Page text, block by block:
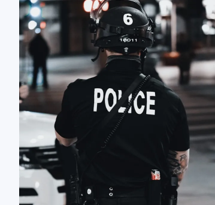
zaobserwuj nas
zaobserwuj nas